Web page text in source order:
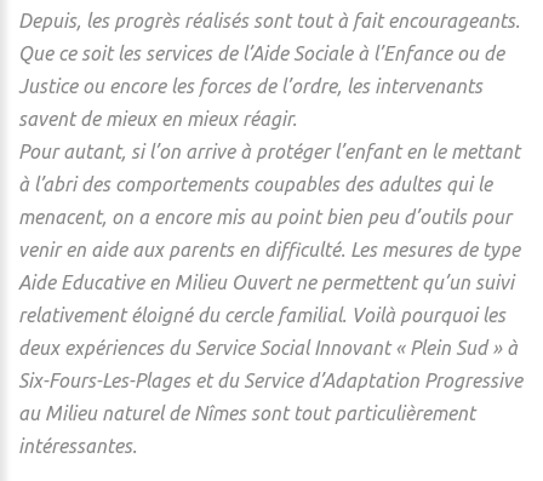
Depuis, les progrès réalisés sont tout à fait encourageants.
Que ce soit les services de l’Aide Sociale à l’Enfance ou de
Justice ou encore les forces de l’ordre, les intervenants
savent de mieux en mieux réagir.
Pour autant, si l’on arrive à protéger l’enfant en le mettant
à l’abri des comportements coupables des adultes qui le
menacent, on a encore mis au point bien peu d’outils pour
venir en aide aux parents en difficulté. Les mesures de type
Aide Educative en Milieu Ouvert ne permettent qu’un suivi
relativement éloigné du cercle familial. Voilà pourquoi les
deux expériences du Service Social Innovant « Plein Sud » à
Six-Fours-Les-Plages et du Service d’Adaptation Progressive
au Milieu naturel de Nîmes sont tout particulièrement
intéressantes.